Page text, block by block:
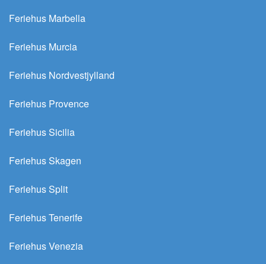
Feriehus Marbella
Feriehus Murcia
Feriehus Nordvestjylland
Feriehus Provence
Feriehus Sicilia
Feriehus Skagen
Feriehus Split
Feriehus Tenerife
Feriehus Venezia